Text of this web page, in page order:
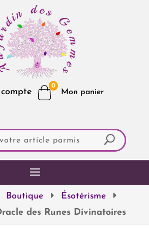
0
Boutique
Ésotérisme
des Runes Divinatoires